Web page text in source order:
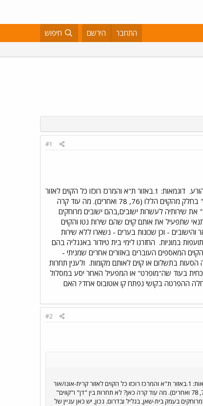
התחבר הירשם חיפוש
#1
דוגמאות: 1.באזור ת"א והמרכז רוכזו כל הקוים לאזור
קרית-אונו/אור יהודה/יהוד תחת חברה בשם "קווים". הנפגעים - הנוסעים שאינם יכולים יותר לנסוע עם כרטיס "חפשי-יומי" בחלק מהקוים הללו (76, 78 ואחרים). מה עוד קרה
שירותיה לעשרות ישובים,בהם ישובים מרוחקים
שתפעיל את אותם קוים שהם שירות נטו והקוים
והישובים - וכן שכונות בערים - נשארו ללא שירות
במוניות. החזרנו לימי בית טיודור באנגליה בהם
המאספים העוברים באזורים אחרים שמניתי -
הסעות בתשלום או קוים לאותם מקומות. ולענין תחרות
- רמת אביב למשל אני מציע כי "דן" תמשיך עם ה-49 שלה במתכנתו הנוכחית בעוד שה"מופרט" או המפעיל האחר יסע במסלול
ההפרטה בקושי נפתח קו אוטובוס אחד? האם
#2
דוגמאות: 1.באזור ת"א והמרכז רוכזו כל הקוים לאזור קרית-אונו/אור
יהודה/יהוד תחת חברה בשם "קווים". הנפגעים - הנוסעים שאינם יכולים יותר לנסוע עם כרטיס "חפשי-יומי" בחלק מהקוים הללו (76, 78 ואחרים). מה עוד קרה כאן? לא תחרות בין "דן" ו"קווים"
בעמק בית-שאן, בגליל ובדרום. נכון, יש כאן עניין של